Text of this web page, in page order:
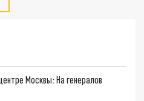
Москвы: На генералов